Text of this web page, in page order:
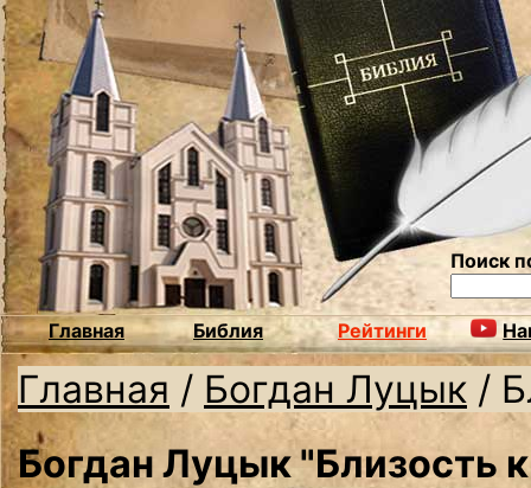
Поиск
Главная Библия Рейтинги
Главная / Богдан Луцык /
Богдан Луцык "Близость